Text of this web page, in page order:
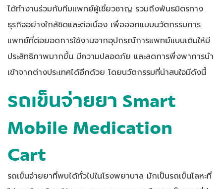
ได้ทำงานร่วมกับทีมแพทย์ผู้เชี่ยวชาญ รวมถึงพันธมิตรทาง
ธุรกิจอย่างใกล้ชิดและต่อเนื่อง เพื่อออกแบบนวัตกรรมการ
แพทย์ที่ต่อยอดการใช้งานจากอุปกรณ์การแพทย์แบบเดิมให้มี
ประสิทธิภาพมากขึ้น มีความปลอดภัย และลดการพึ่งพาการนำ
เข้าจากต่างประเทศได้อีกด้วย โดยนวัตกรรมที่น่าสนใจมีดังนี้
รถเข็นจ่ายยา Smart
Mobile Medication
Cart
รถเข็นจ่ายยาที่พบได้ทั่วไปในโรงพยาบาล มักเป็นรถเข็นโลหะที่